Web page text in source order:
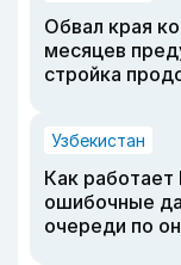
Обвал края
месяцев
стройка
Узбекистан
Как работает
ошибочные
очереди по